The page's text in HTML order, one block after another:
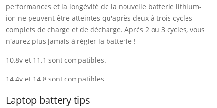
performances et la longévité de la nouvelle batterie lithium-
ion ne peuvent être atteintes qu'après deux à trois cycles
complets de charge et de décharge. Après 2 ou 3 cycles, vous
n'aurez plus jamais à régler la batterie !
10.8v et 11.1 sont compatibles.
14.4v et 14.8 sont compatibles.
Laptop battery tips